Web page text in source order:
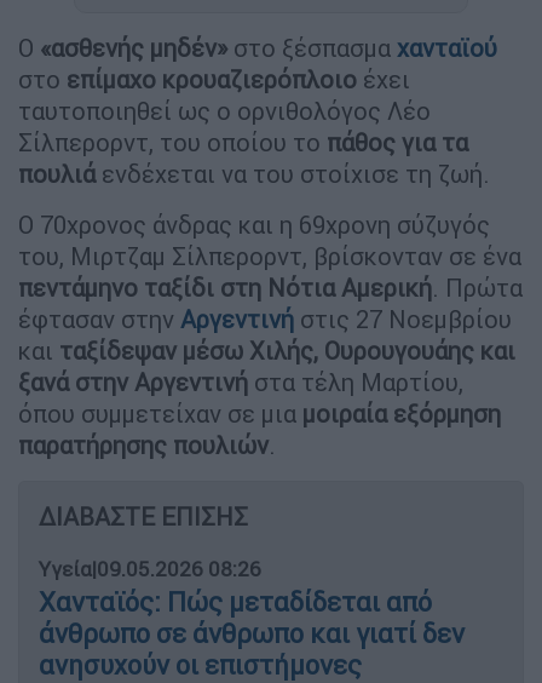
Ο «ασθενής μηδέν» στο ξέσπασμα χανταϊού
στο επίμαχο κρουαζιερόπλοιο έχει
ταυτοποιηθεί ως ο ορνιθολόγος Λέο
Σίλπερορντ, του οποίου το πάθος για τα
πουλιάενδέχεται να του στοίχισε τη ζωή.
Ο 70χρονος άνδρας και η 69χρονη σύζυγός
του, Μιρτζαμ Σίλπερορντ, βρίσκονταν σε ένα
πεντάμηνο ταξίδι στη Νότια Αμερική. Πρώτα
έφτασαν στην Αργεντινή στις 27 Νοεμβρίου
και ταξίδεψαν μέσω Χιλής, Ουρουγουάης και
ξανά στην Αργεντινή στα τέλη Μαρτίου,
όπου συμμετείχαν σε μια μοιραία εξόρμηση
παρατήρησης πουλιών.
ΔΙΑΒΑΣΤΕ ΕΠΙΣΗΣ
Υγεία|09.05.2026 08:26
Χανταϊός: Πώς μεταδίδεται από
άνθρωπο σε άνθρωπο και γιατί δεν
ανησυχούν οι επιστήμονες